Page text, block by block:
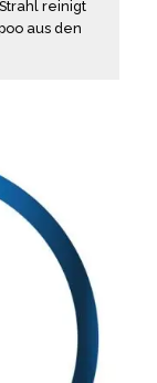
reinigt
aus den